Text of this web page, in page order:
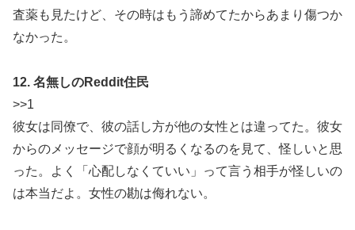
査薬も見たけど、その時はもう諦めてたからあまり傷つか
なかった。
12. 名無しのReddit住民
>>1
彼女は同僚で、彼の話し方が他の女性とは違ってた。彼女
からのメッセージで顔が明るくなるのを見て、怪しいと思
った。よく「心配しなくていい」って言う相手が怪しいの
は本当だよ。女性の勘は侮れない。